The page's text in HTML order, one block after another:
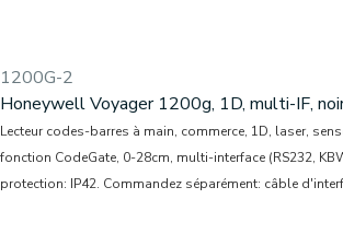
1200G-2
Honeywell Voyager 1200g, 1D, multi-IF,
Lecteur codes-barres à main, commerce, 1D, laser,
fonction CodeGate, 0-28cm, multi-interface (RS232,
protection: IP42. Commandez séparément: câble